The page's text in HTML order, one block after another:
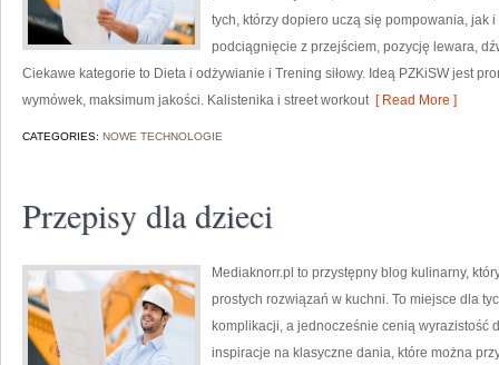
tych, którzy dopiero uczą się pompowania, jak
podciągnięcie z przejściem, pozycję lewara,
Ciekawe kategorie to Dieta i odżywianie i Trening siłowy. Ideą PZKiSW jest
wymówek, maksimum jakości. Kalistenika i street workout[ Read More ]
CATEGORIES: NOWE TECHNOLOGIE
Przepisy dla dzieci
Mediaknorr.pl to przystępny blog kulinarny,
prostych rozwiązań w kuchni. To miejsce dla
komplikacji, a jednocześnie cenią wyrazistość
inspiracje na klasyczne dania, które można